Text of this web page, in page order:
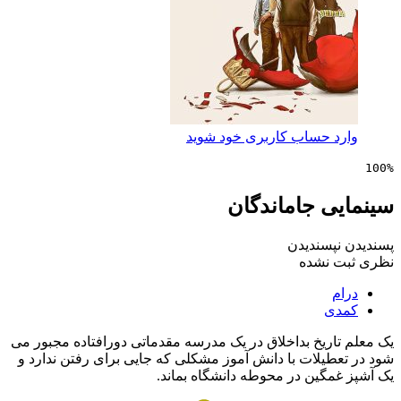
حساب کاربری خود شوید
جاماندگان
نشده
بداخلاق در یک مدرسه مقدماتی دورافتاده مجبور می
با دانش آموز مشکلی که جایی برای رفتن ندارد و
در محوطه دانشگاه بماند.